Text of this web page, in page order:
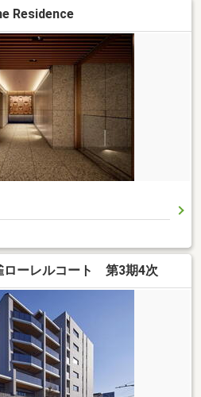
Residence
ローレルコート 第3期4次